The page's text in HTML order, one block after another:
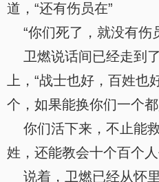
道，“还有伤员在”
“你们死了，就没有伤
卫燃说话间已经走到
上，“战士也好，百姓
个，如果能换你们一个都
你们活下来，不止能
姓，还能教会十个百个
说着，卫燃已经从怀